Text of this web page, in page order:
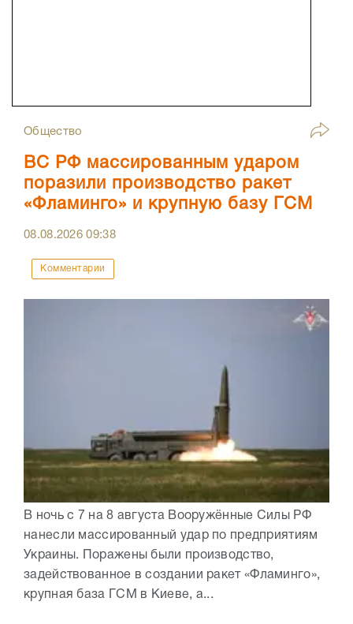
Общество
ВС РФ массированным ударом
поразили производство ракет
«Фламинго» и крупную базу ГСМ
08.08.202609:38
Комментарии
В ночь с 7 на 8 августа Вооружённые Силы РФ
нанесли массированный удар по предприятиям
Украины. Поражены были производство,
задействованное в создании ракет «Фламинго»,
крупная база ГСМ в Киеве, а...